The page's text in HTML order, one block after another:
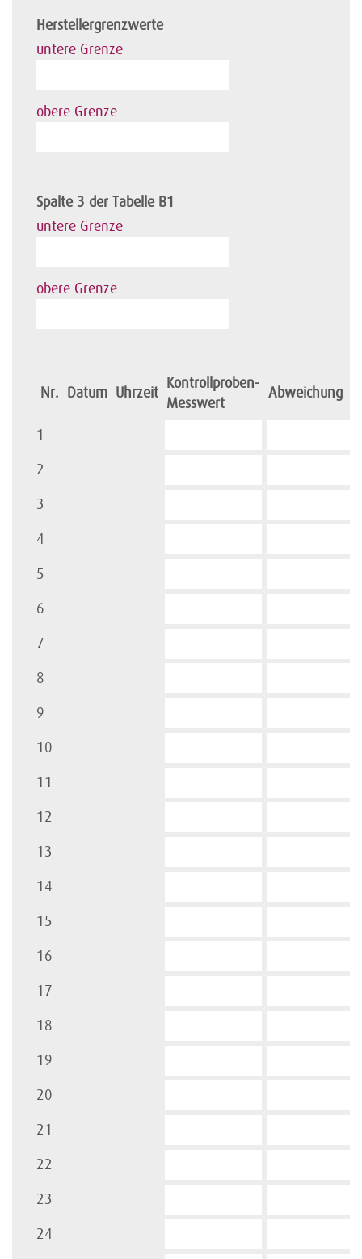
Herstellergrenzwerte
untere Grenze
obere Grenze
Spalte 3 der Tabelle B1
untere Grenze
obere Grenze
Nr. Datum Uhrzeit
Kontrollproben-
Messwert
Abweichung
1
2
3
4
5
6
7
8
9
10
11
12
13
14
15
16
17
18
19
20
21
22
23
24